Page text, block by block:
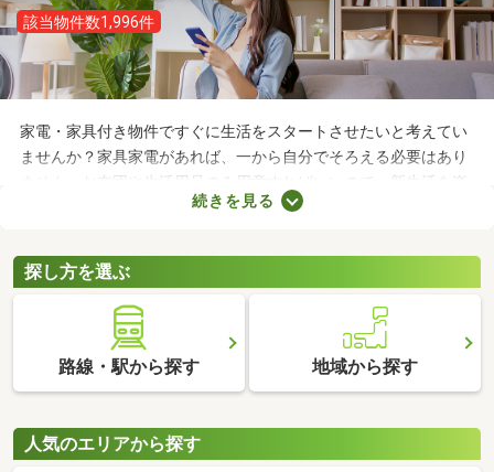
該当物件数1,996件
家電・家具付き物件ですぐに生活をスタートさせたいと考えてい
ませんか？家具家電があれば、一から自分でそろえる必要はあり
ません。お布団や生活用品のみ用意すればいいので、新生活を楽
に始められます。ここでは、家電・家具付きの物件を紹介しま
見つけたら内見予約をしてみましょう。
続きを見る
探し方を選ぶ
路線・駅から探す 地域から探す
人気のエリアから探す